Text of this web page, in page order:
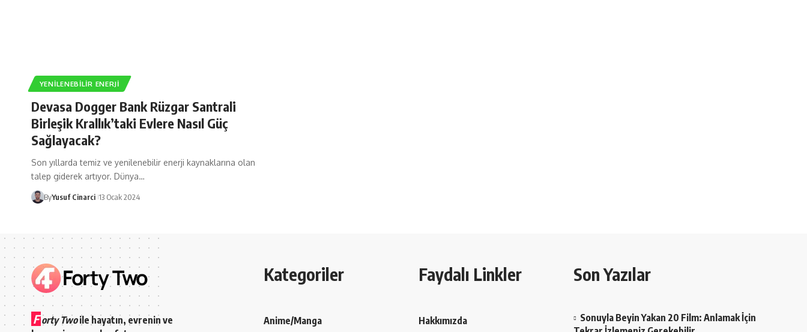
YENILENEBILIR ENERJI
Devasa Dogger Bank Rüzgar Santrali
Birleşik Krallık’taki Evlere Nasıl Güç
Sağlayacak?
Son yıllarda temiz ve yenilenebilir enerji kaynaklarına olan
talep giderek artıyor. Dünya…
ByYusuf Cinarci 13 Ocak 2024
F orty Twoile hayatın, evrenin ve
Kategoriler
Anime/Manga
Faydalı Linkler
Hakkımızda
Son Yazılar
Sonuyla Beyin Yakan 20 Film: Anlamak İçin